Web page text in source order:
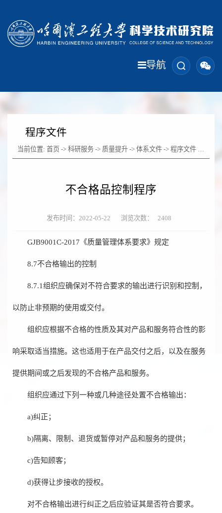
导航
程序文件
当前位置: 首页 -> 科研服务 -> 质量提升 -> 体系文件 -> 程序文件
不合格品控制程序
发布时间：2022-05-22 浏览次数： 2408
GJB9001C-2017《质量管理体系要求》规定
8.7不合格输出的控制
8.7.1组织应确保对不符合要求的输出进行识别和控制，
以防止非预期的使用或交付。
组织应根据不合格的性质及其对产品和服务符合性的影
响采取适当措施。这也适用于在产品交付之后，以及在服务
提供期间或之后发现的不合格产品和服务。
组织应通过下列一种或几种途径处置不合格输出：
a)纠正；
b)隔离、限制、退货或暂停对产品和服务的提供；
c)告知顾客；
d)获得让步接收的授权。
对不合格输出进行纠正之后应验证其是否符合要求。